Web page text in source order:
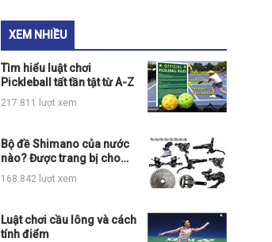
XEM NHIỀU
Tìm hiểu luật chơi
Pickleball tất tần tật từ A-Z
217.811 lượt xem
Bộ đề Shimano của nước
nào? Được trang bị cho
những loại xe đạp thể thao
168.842 lượt xem
Luật chơi cầu lông và cách
tính điểm